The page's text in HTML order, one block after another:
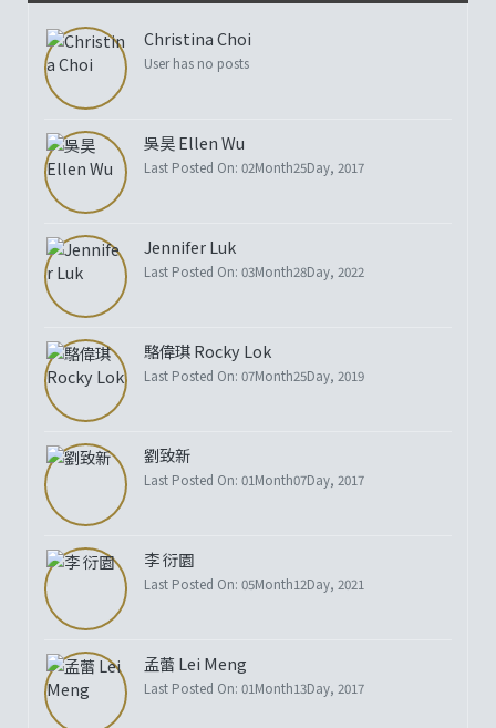
Christina Choi
User has no posts
吳昊 Ellen Wu
Last Posted On: 02Month25Day, 2017
Jennifer Luk
Last Posted On: 03Month28Day, 2022
駱偉琪 Rocky Lok
Last Posted On: 07Month25Day, 2019
劉致新
Last Posted On: 01Month07Day, 2017
李 衍園
Last Posted On: 05Month12Day, 2021
孟蕾 Lei Meng
Last Posted On: 01Month13Day, 2017